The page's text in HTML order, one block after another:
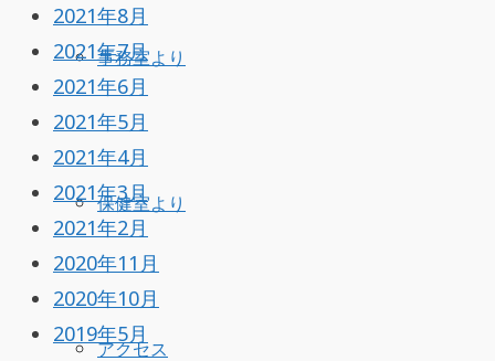
事務室より
保健室より
アクセス
2021年8月
2021年7月
2021年6月
2021年5月
2021年4月
2021年3月
2021年2月
2020年11月
2020年10月
2019年5月